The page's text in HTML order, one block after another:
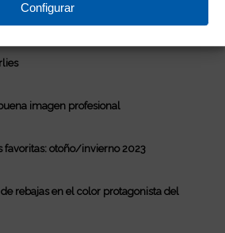
Configurar
imagen profesional
favoritas: otoño/invierno 2023
rebajas en el color protagonista del